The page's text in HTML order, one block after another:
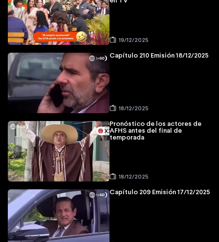
19/12/2025
Capítulo 210 Emisión 18/12/2025
18/12/2025
Pronóstico de los actores de
AFHS antes del final de
temporada
18/12/2025
Capítulo 209 Emisión 17/12/2025